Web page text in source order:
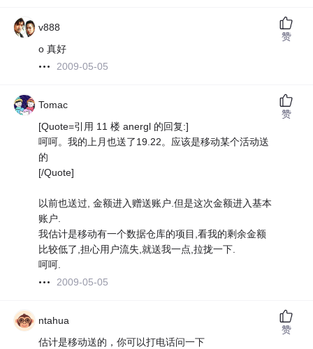
v888
o 真好
2009-05-05
赞
Tomac
[Quote=引用 11 楼 anergl 的回复:]
呵呵。我的上月也送了19.22。应该是移动某个活动送
的
[/Quote]
以前也送过, 金额进入赠送账户.但是这次金额进入基本
账户.
我估计是移动有一个数据仓库的项目,看我的剩余金额
比较低了,担心用户流失,就送我一点,拉拢一下.
呵呵.
2009-05-05
赞
ntahua
估计是移动送的，你可以打电话问一下
赞